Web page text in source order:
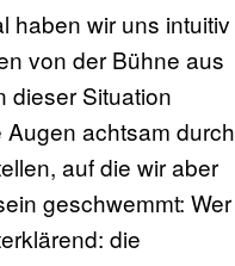
haben wir uns intuitiv
von der Bühne aus
dieser Situation
achtsam durch
auf die wir aber
geschwemmt: Wer
die